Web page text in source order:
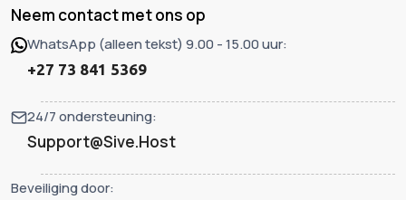
Neem contact met ons op
WhatsApp (alleen tekst) 9.00 - 15.00 uur:
+27 73 841 5369
24/7 ondersteuning:
Support@Sive.Host
Beveiliging door: